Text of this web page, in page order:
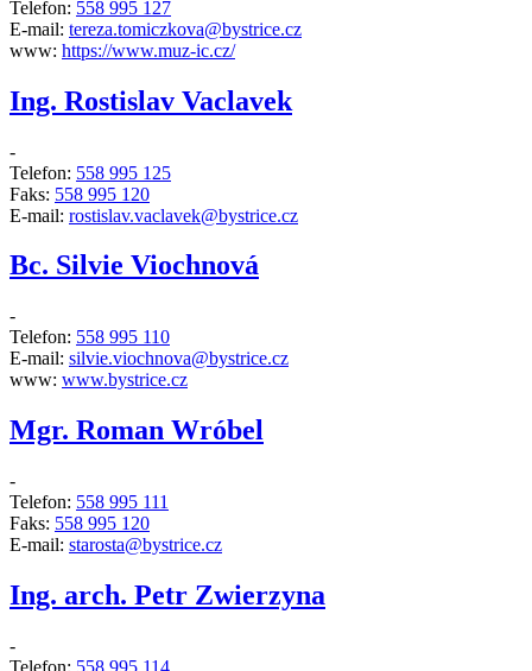
Telefon: 558 995 127
E-mail: tereza.tomiczkova@bystrice.cz
www: https://www.muz-ic.cz/
Ing. Rostislav Vaclavek
-
Telefon: 558 995 125
Faks: 558 995 120
E-mail: rostislav.vaclavek@bystrice.cz
Bc. Silvie Viochnová
-
Telefon: 558 995 110
E-mail: silvie.viochnova@bystrice.cz
www: www.bystrice.cz
Mgr. Roman Wróbel
-
Telefon: 558 995 111
Faks: 558 995 120
E-mail: starosta@bystrice.cz
Ing. arch. Petr Zwierzyna
-
Telefon: 558 995 114